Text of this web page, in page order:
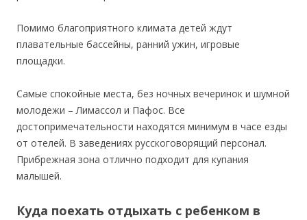
Помимо благоприятного климата детей ждут
плавательные бассейны, ранний ужин, игровые
площадки.
Самые спокойные места, без ночных вечеринок и шумной
молодежи – Лимассол и Пафос. Все
достопримечательности находятся минимум в часе езды
от отелей. В заведениях русскоговорящий персонал.
Прибрежная зона отлично подходит для купания
малышей.
Куда поехать отдыхать с ребенком в